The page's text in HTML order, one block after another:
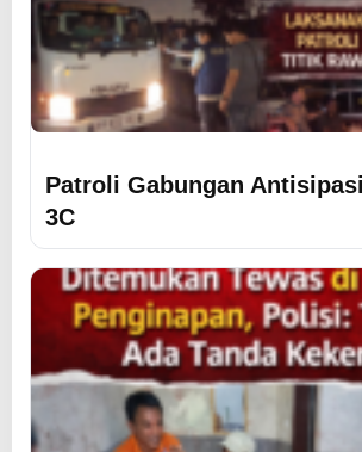
Patroli Gabungan
3C